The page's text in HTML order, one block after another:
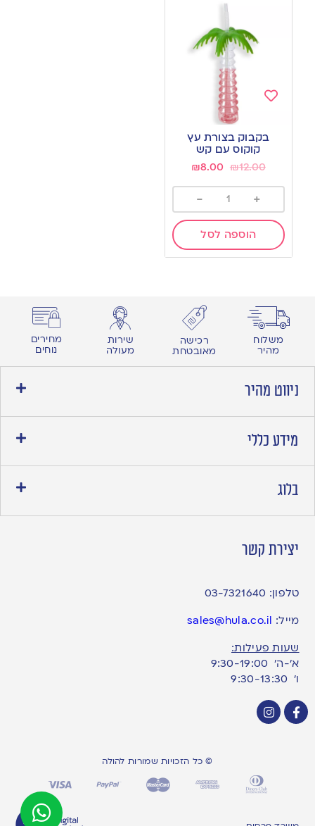
to
wishlist
בקבוק בצורת עץ
קוקוס עם קש
₪12.00
₪8.00
+
-
הוספה לסל
משלוח
מהיר
רכישה
מאובטחת
שירות
מעולה
מחירים
נוחים
ניווט מהיר
מידע כללי
בלוג
יצירת קשר
טלפון: 03-7321640
מייל: sales@hula.co.il
שעות פעילות:
א’-ה’ 9:30-19:00
ו׳ 9:30-13:30
© כל הזכויות שמורות להולה